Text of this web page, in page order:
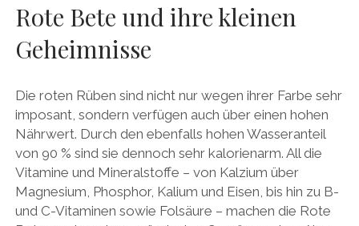
Rote Bete und ihre kleinen
Geheimnisse
Die roten Rüben sind nicht nur wegen ihrer Farbe sehr
imposant, sondern verfügen auch über einen hohen
Nährwert. Durch den ebenfalls hohen Wasseranteil
von 90 % sind sie dennoch sehr kalorienarm. All die
Vitamine und Mineralstoffe – von Kalzium über
Magnesium, Phosphor, Kalium und Eisen, bis hin zu B-
und C-Vitaminen sowie Folsäure – machen die Rote